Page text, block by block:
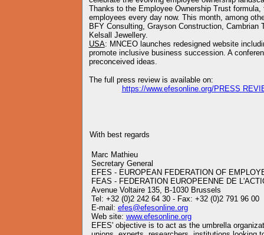
Thanks to the Employee Ownership Trust
employees every day now. This month, among
BFY Consulting, Grayson Construction, Cambrian
Kelsall Jewellery.
USA: MNCEO launches redesigned website
promote inclusive business succession. A
preconceived ideas.
The full press review is available on:
https://www.efesonline.org/PRESS
With best regards
Marc Mathieu
Secretary General
EFES - EUROPEAN FEDERATION OF
FEAS - FEDERATION EUROPEENNE DE
Avenue Voltaire 135, B-1030 Brussels
Tel: +32 (0)2 242 64 30 - Fax: +32 (0)2 791 96 00
E-mail: efes@efesonline.org
Web site: www.efesonline.org
EFES' objective is to act as the umbrella